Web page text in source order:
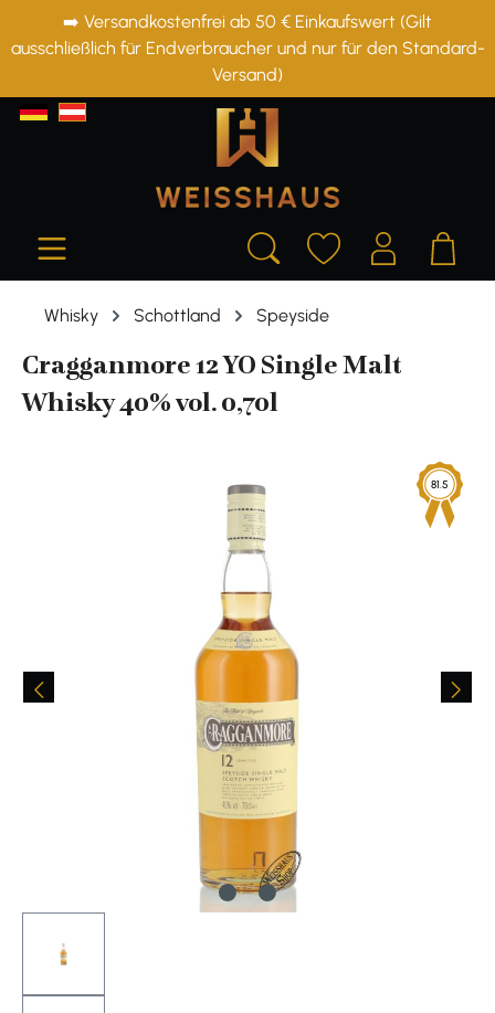
springen
➡️ Versandkostenfrei ab 50 € Einkaufswert (Gilt
ausschließlich für Endverbraucher und nur für den Standard-
Versand)
Whisky Schottland Speyside
Cragganmore 12 YO Single Malt
Whisky 40% vol. 0,70l
81.5